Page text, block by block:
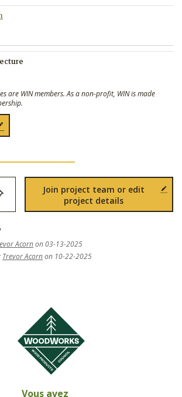
are WIN members. As a non-profit, WIN is made
Join project team or edit
project details
Acornon 03-13-2025
Trevor Acornon 10-22-2025
Vous avez